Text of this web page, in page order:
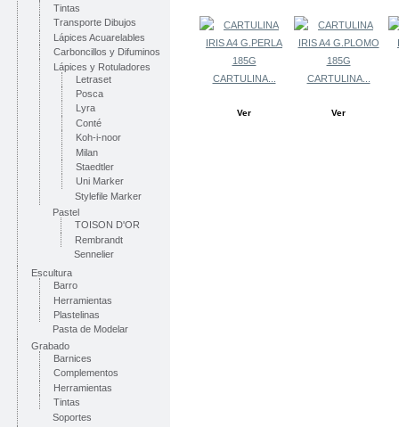
Tintas
Transporte Dibujos
Lápices Acuarelables
Carboncillos y Difuminos
Lápices y Rotuladores
Letraset
Posca
Lyra
Conté
Koh-i-noor
Milan
Staedtler
Uni Marker
Stylefile Marker
Pastel
TOISON D'OR
Rembrandt
Sennelier
Escultura
Barro
Herramientas
Plastelinas
Pasta de Modelar
Grabado
Barnices
Complementos
Herramientas
Tintas
Soportes
CARTULINA...
Ver
CARTULINA...
Ver